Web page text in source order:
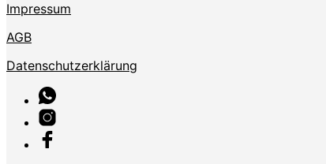
Impressum
AGB
Datenschutzerklärung